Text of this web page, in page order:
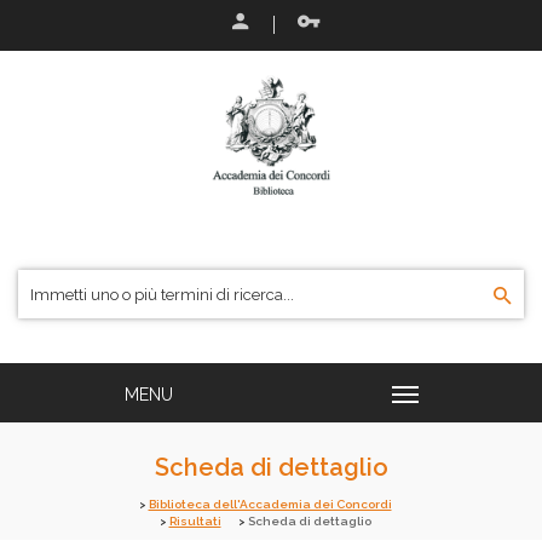
Scheda di dettaglio
Biblioteca dell'Accademia dei Concordi
Risultati
Scheda di dettaglio